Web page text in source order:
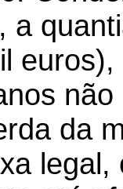
a
da
legal,